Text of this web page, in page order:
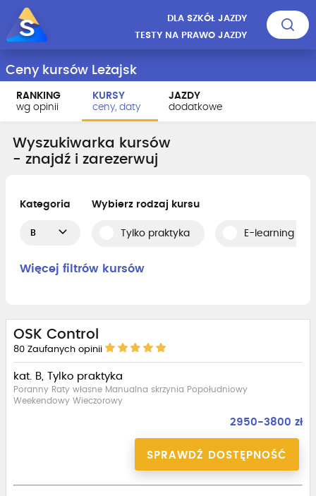
DLA SZKÓŁ JAZDY
TESTY NA PRAWO JAZDY
Ceny kursów Leżajsk
RANKING
wg opinii
KURSY
ceny, daty
JAZDY
dodatkowe
Wyszukiwarka kursów
- znajdź i zarezerwuj
Kategoria
B
Wybierz rodzaj kursu
Tylko praktyka E-learning i
Więcej filtrów kursów
OSK Control
80 Zaufanych opinii
kat. B, Tylko praktyka
Poranny Raty własne Manualna skrzynia Popołudniowy
Weekendowy Wieczorowy
2950-3800 zł
SPRAWDŹ DOSTĘPNOŚĆ